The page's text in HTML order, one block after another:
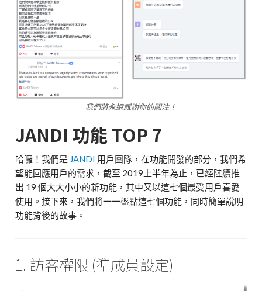
我們將永遠感謝你的關注！
JANDI 功能 TOP 7
哈囉！我們是 JANDI 用戶團隊，在功能開發的部分，我們希
望能回應用戶的需求，截至 2019上半年為止，已經陸續推
出 19 個大大小小的新功能，其中又以這七個最受用戶喜愛
使用。接下來，我們將一一盤點這七個功能，同時簡單說明
功能背後的故事。
1. 訪客權限 (準成員設定)